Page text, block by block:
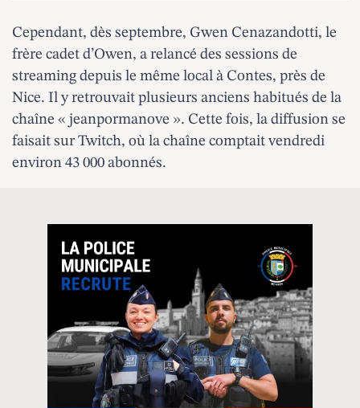
Cependant, dès septembre, Gwen Cenazandotti, le
frère cadet d’Owen, a relancé des sessions de
streaming depuis le même local à Contes, près de
Nice. Il y retrouvait plusieurs anciens habitués de la
chaîne « jeanpormanove ». Cette fois, la diffusion se
faisait sur Twitch, où la chaîne comptait vendredi
environ 43 000 abonnés.